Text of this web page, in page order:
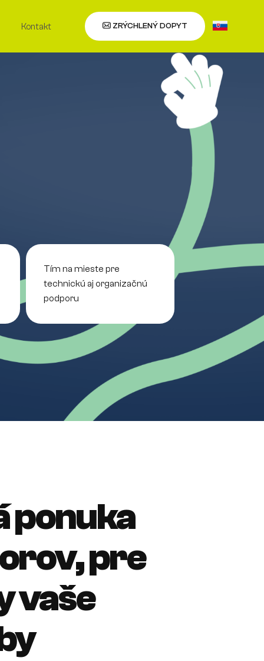
Kontakt ZRÝCHLENÝ DOPYT
Tím na mieste pre
technickú aj organizačnú
podporu
ponuka
pre
vaše